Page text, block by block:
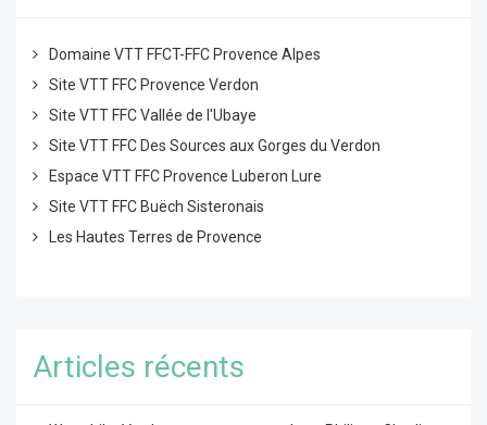
Domaine VTT FFCT-FFC Provence Alpes
Site VTT FFC Provence Verdon
Site VTT FFC Vallée de l'Ubaye
Site VTT FFC Des Sources aux Gorges du Verdon
Espace VTT FFC Provence Luberon Lure
Site VTT FFC Buëch Sisteronais
Les Hautes Terres de Provence
Articles récents